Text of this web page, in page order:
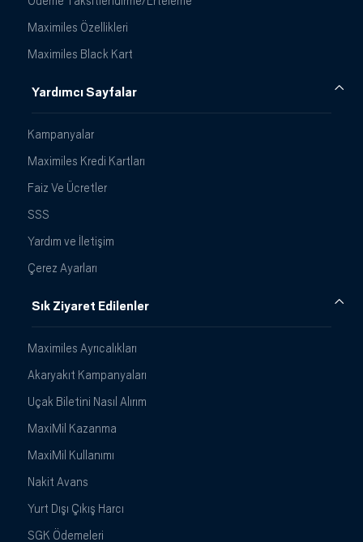
Maximiles Özellikleri
Maximiles Black Kart
Yardımcı Sayfalar
Kampanyalar
Maximiles Kredi Kartları
Faiz Ve Ücretler
SSS
Yardım ve İletişim
Çerez Ayarları
Sık Ziyaret Edilenler
Maximiles Ayrıcalıkları
Akaryakıt Kampanyaları
Uçak Biletini Nasıl Alırım
MaxiMil Kazanma
MaxiMil Kullanımı
Nakit Avans
Yurt Dışı Çıkış Harcı
SGK Ödemeleri